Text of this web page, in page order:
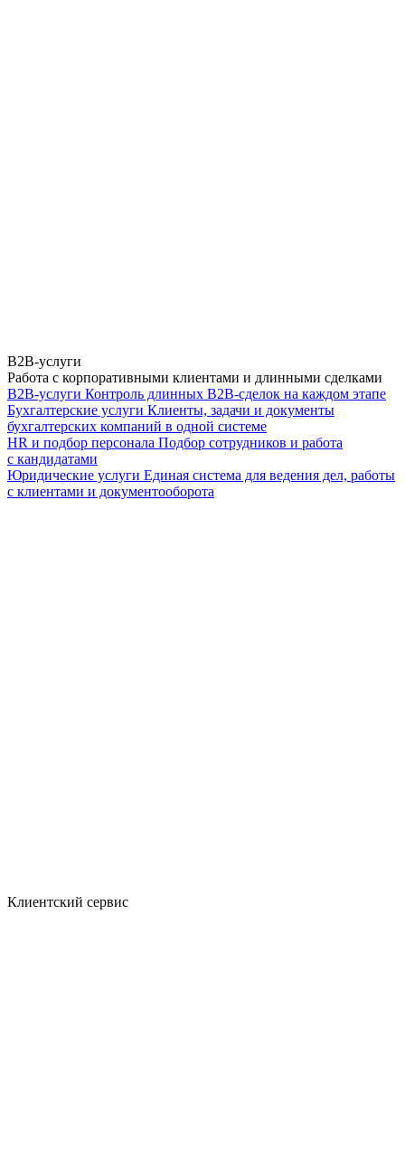
B2B-услуги
Работа с корпоративными клиентами и длинными сделками
B2B-услуги Контроль длинных B2B-сделок на каждом этапе
Бухгалтерские услуги Клиенты, задачи и документы
бухгалтерских компаний в одной системе
HR и подбор персонала Подбор сотрудников и работа
с кандидатами
Юридические услуги Единая система для ведения дел, работы
с клиентами и документооборота
Клиентский сервис